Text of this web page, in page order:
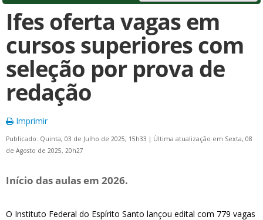
Ifes oferta vagas em
cursos superiores com
seleção por prova de
redação
Imprimir
Publicado: Quinta, 03 de Julho de 2025, 15h33 | Última atualização em Sexta, 08
de Agosto de 2025, 20h27
Início das aulas em 2026.
O Instituto Federal do Espírito Santo lançou edital com 779 vagas